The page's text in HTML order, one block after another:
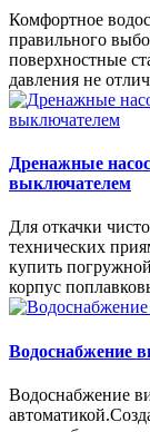
Комфортное
правильного
поверхностные
давления не
Дренажные
выключателем
Для откачки
технических
купить
корпус
Водоснабжение
Водоснабжение